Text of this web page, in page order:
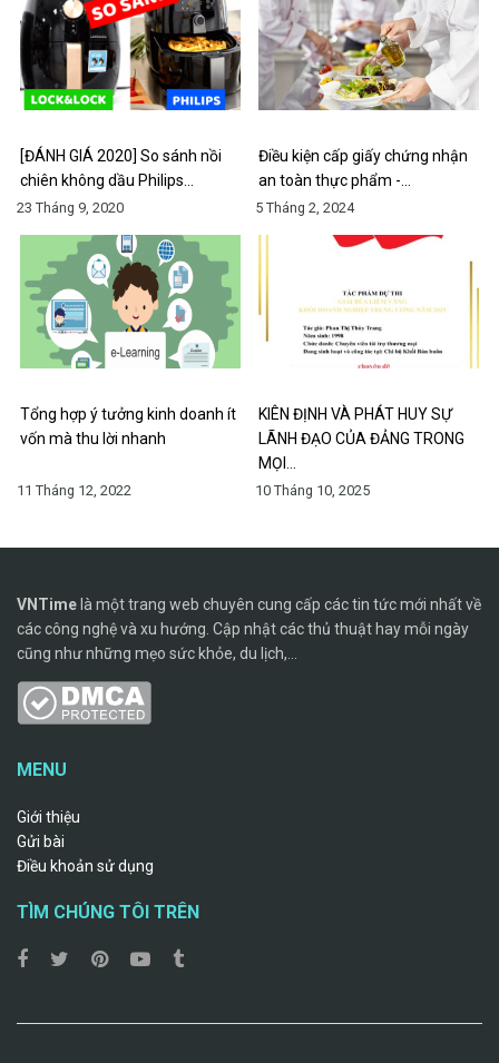
[ĐÁNH GIÁ 2020] So sánh nồi
chiên không dầu Philips…
23 Tháng 9, 2020
Điều kiện cấp giấy chứng nhận
an toàn thực phẩm -…
5 Tháng 2, 2024
Tổng hợp ý tưởng kinh doanh ít
vốn mà thu lời nhanh
11 Tháng 12, 2022
KIÊN ĐỊNH VÀ PHÁT HUY SỰ
LÃNH ĐẠO CỦA ĐẢNG TRONG
MỌI…
10 Tháng 10, 2025
VNTime là một trang web chuyên cung cấp các tin tức mới nhất về
các công nghệ và xu hướng. Cập nhật các thủ thuật hay mỗi ngày
cũng như những mẹo sức khỏe, du lịch,...
MENU
Giới thiệu
Gửi bài
Điều khoản sử dụng
TÌM CHÚNG TÔI TRÊN